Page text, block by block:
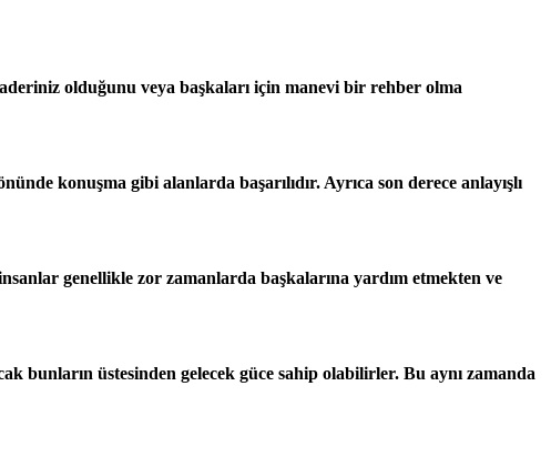
olduğunu veya başkaları için manevi bir rehber olma
konuşma gibi alanlarda başarılıdır. Ayrıca son derece anlayışlı
genellikle zor zamanlarda başkalarına yardım etmekten ve
bunların üstesinden gelecek güce sahip olabilirler. Bu aynı zamanda